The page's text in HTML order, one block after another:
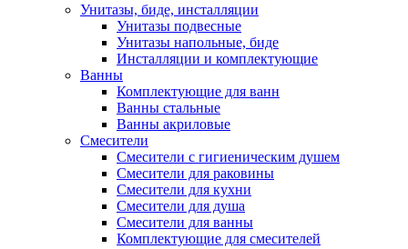
Унитазы, биде, инсталляции
Унитазы подвесные
Унитазы напольные, биде
Инсталляции и комплектующие
Ванны
Комплектующие для ванн
Ванны стальные
Ванны акриловые
Смесители
Смесители с гигиеническим душем
Смесители для раковины
Смесители для кухни
Смесители для душа
Смесители для ванны
Комплектующие для смесителей